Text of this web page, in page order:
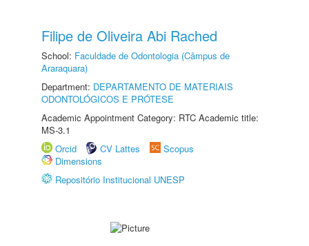
Filipe de Oliveira Abi Rached
School: Faculdade de Odontologia (Câmpus de
Araraquara)
Department: DEPARTAMENTO DE MATERIAIS
ODONTOLÓGICOS E PRÓTESE
Academic Appointment Category: RTC Academic title:
MS-3.1
Orcid
CV Lattes
Scopus
Dimensions
Repositório Institucional UNESP